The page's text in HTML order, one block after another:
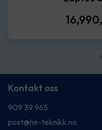
16,990
Kontakt oss
909 39 965
post@he-teknikk.no